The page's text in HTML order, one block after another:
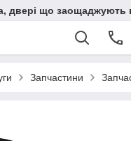
двері що заощаджують
Запчастини